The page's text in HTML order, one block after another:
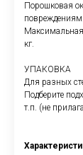
Порошковая
повреждениям.
Максимальная
кг.
УПАКОВКА
Для разных
Подберите
т.п. (не